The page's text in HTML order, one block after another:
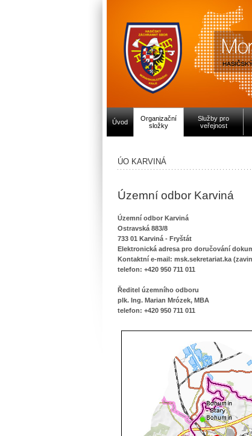
Úvod
Organizační
složky
Služby pro
veřejnost
ÚO KARVINÁ
Územní odbor Karviná
Územní odbor Karviná
Ostravská 883/8
733 01 Karviná - Fryštát
Elektronická adresa pro doručování
Kontaktní e-mail: msk.sekretariat.ka
telefon: +420 950 711 011
Ředitel územního odboru
plk. Ing. Marian Mrózek, MBA
telefon: +420 950 711 011